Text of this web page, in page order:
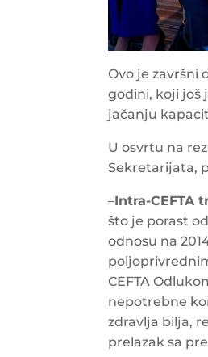
Ovo je završni
godini, koji još
jačanju
U osvrtu na
Sekretarijata,
–Intra-CEFTA
što je porast
odnosu na
CEFTA
nepotrebne
zdravlja bilja,
prelazak sa